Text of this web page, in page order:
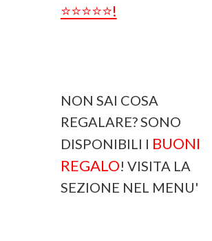
⭐⭐⭐⭐⭐!
NON SAI COSA
REGALARE? SONO
DISPONIBILI I BUONI
REGALO! VISITA LA
SEZIONE NEL MENU'